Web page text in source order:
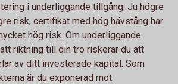
i underliggande tillgång. Ju högre
risk, certifikat med hög hävstång har
hög risk. Om underliggande
riktning till din tro riskerar du att
av ditt investerade kapital. Som
är du exponerad mot